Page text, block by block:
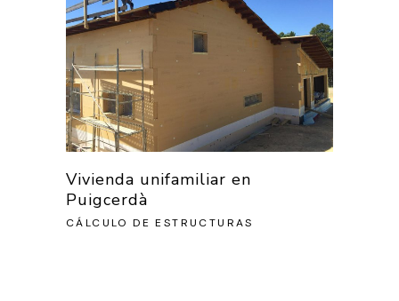
Vivienda unifamiliar en
Puigcerdà
CÁLCULO DE ESTRUCTURAS